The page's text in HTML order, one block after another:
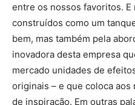
entre os nossos favoritos. E
construídos como um
bem, mas também pela
inovadora desta empresa
mercado unidades de
originais – e que coloca
de inspiração. Em outras